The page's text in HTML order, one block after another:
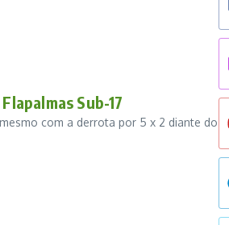
Sub-17
com a derrota por 5 x 2 diante do